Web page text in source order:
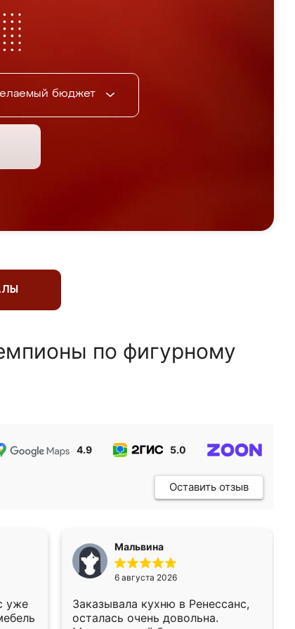
бюджет
по фигурному
4.9 5.0
Оставить отзыв
уже
Мальвина
6 августа 2026
Заказывала кухню в Ренессанс,
осталась очень довольна.